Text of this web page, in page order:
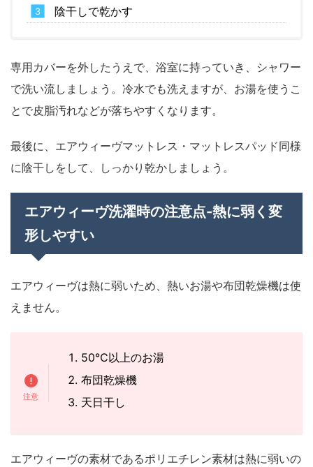
陰干しで乾かす
専用カバーを外したうえで、浴室に持っていき、シャワー
で洗い流しましょう。冷水でも洗えますが、お湯を使うこ
とで皮脂汚れなどが落ちやすくなります。
最後に、エアウィーヴマットレス・マットレスパッド同様
に陰干しをして、しっかり乾かしましょう。
エアウィーヴ洗濯時の注意点-熱に弱く変
形しやすい
エアウィーヴは熱に弱いため、熱いお湯や布団乾燥機は使
えません。
50℃以上のお湯
布団乾燥機
天日干し
エアウィーヴの素材であるポリエチレン素材は熱に弱いの